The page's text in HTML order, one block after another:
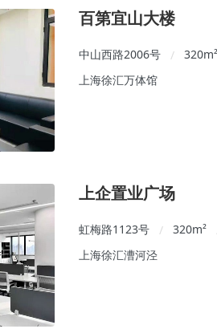
百第宜山大楼
中山西路2006号 / 320
上海徐汇万体馆
上企置业广场
虹梅路1123号 / 320m²
上海徐汇漕河泾